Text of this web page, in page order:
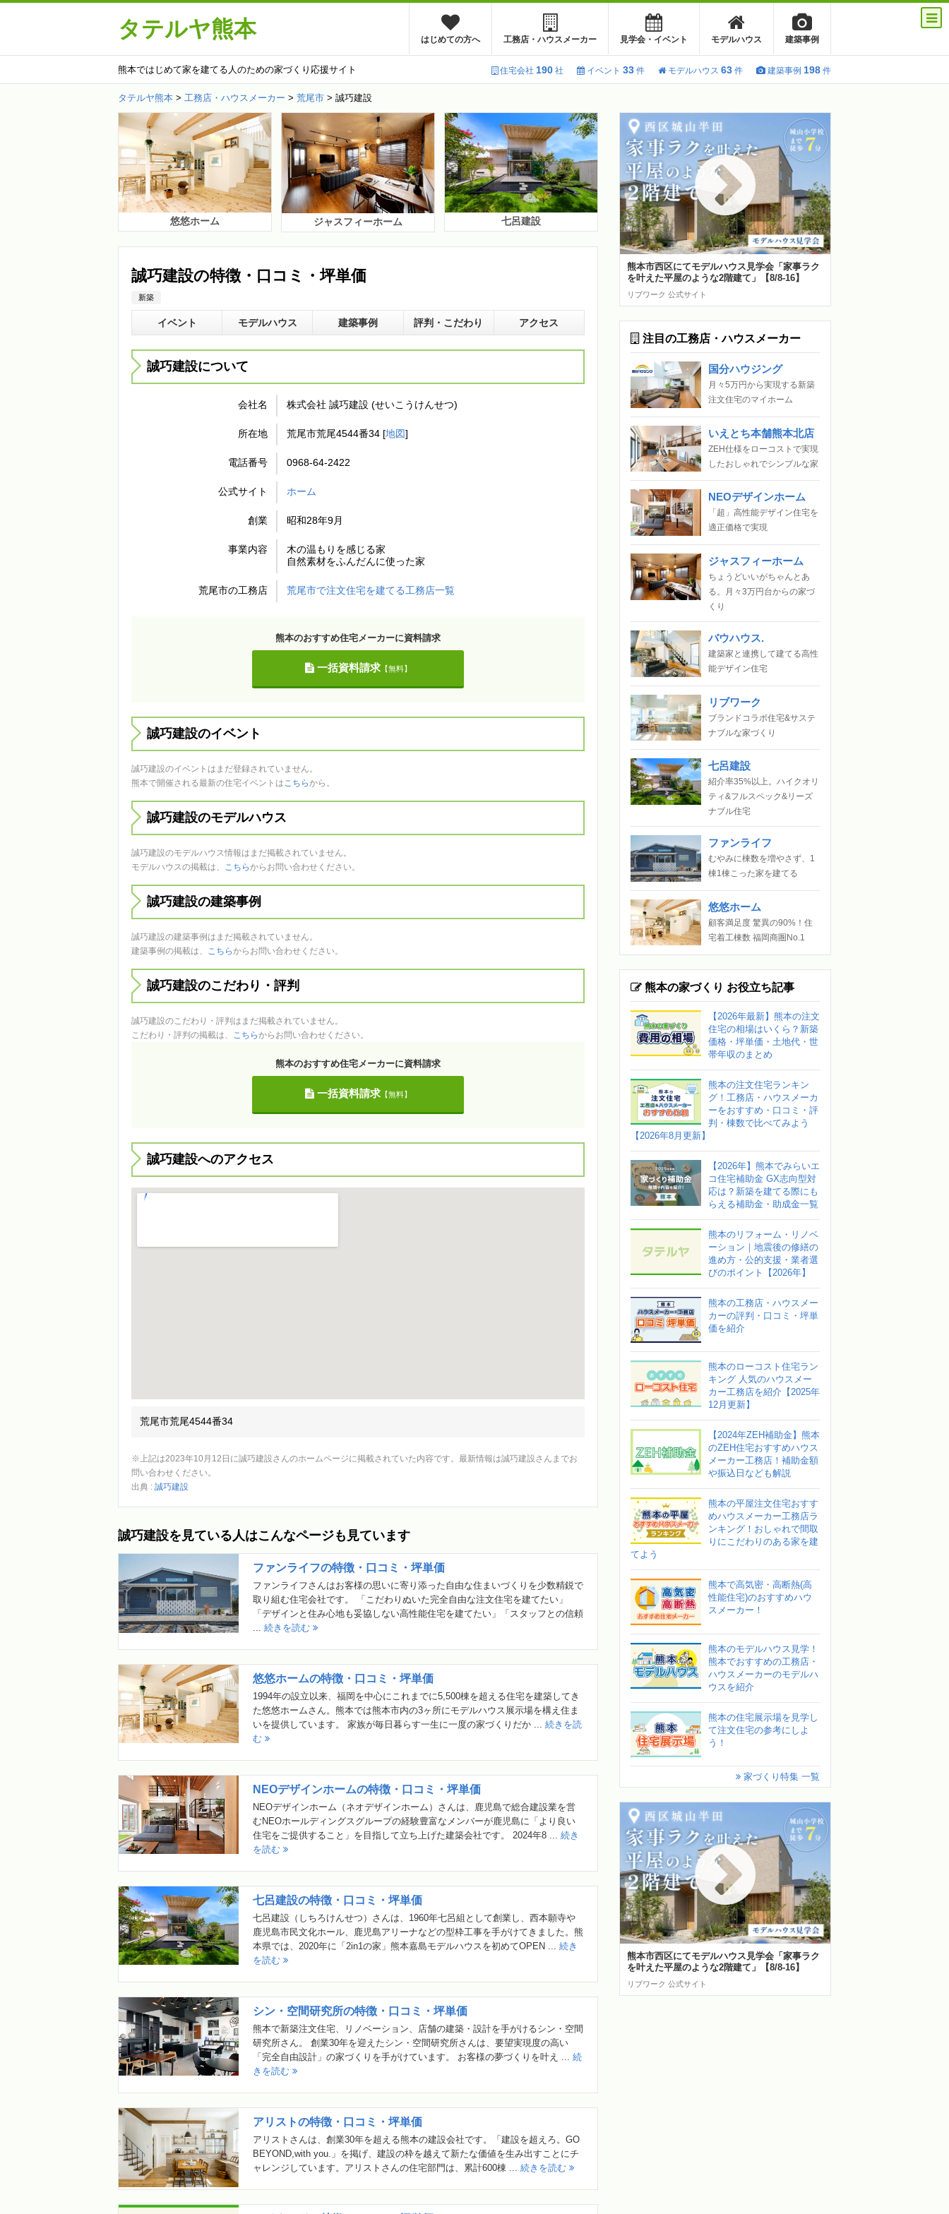
タテルヤ熊本 はじめての方へ 工務店・ハウスメーカー 見学会・イベント モデルハウス 建築事例
熊本ではじめて家を建てる人のための家づくり応援サイト 住宅会社 190 社 イベント 33 件 モデルハウス 63 件 建築事例 198 件
タテルヤ熊本 > 工務店・ハウスメーカー > 荒尾市 > 誠巧建設
悠悠ホーム ジャスフィーホーム 七呂建設
誠巧建設の特徴・口コミ・坪単価
新築
イベント モデルハウス 建築事例 評判・こだわり アクセス
誠巧建設について
会社名 株式会社 誠巧建設 (せいこうけんせつ)
所在地 荒尾市荒尾4544番34 [地図]
電話番号 0968-64-2422
公式サイト ホーム
創業 昭和28年9月
事業内容
木の温もりを感じる家
自然素材をふんだんに使った家
荒尾市の工務店 荒尾市で注文住宅を建てる工務店一覧
熊本のおすすめ住宅メーカーに資料請求
一括資料請求【無料】
誠巧建設のイベント
誠巧建設のイベントはまだ登録されていません。
熊本で開催される最新の住宅イベントはこちらから。
誠巧建設のモデルハウス
誠巧建設のモデルハウス情報はまだ掲載されていません。
モデルハウスの掲載は、 こちらからお問い合わせください。
誠巧建設の建築事例
誠巧建設の建築事例はまだ掲載されていません。
建築事例の掲載は、 こちらからお問い合わせください。
誠巧建設のこだわり・評判
誠巧建設のこだわり・評判はまだ掲載されていません。
こだわり・評判の掲載は、 こちらからお問い合わせください。
熊本のおすすめ住宅メーカーに資料請求
一括資料請求【無料】
誠巧建設へのアクセス
荒尾市荒尾4544番34
※上記は2023年10月12日に誠巧建設さんのホームページに掲載されていた内容です。最新情報は誠巧建設さんまでお
問い合わせください。
出典 : 誠巧建設
誠巧建設を見ている人はこんなページも見ています
ファンライフの特徴・口コミ・坪単価
ファンライフさんはお客様の思いに寄り添った自由な住まいづくりを少数精鋭で
取り組む住宅会社です。 「こだわりぬいた完全自由な注文住宅を建てたい」
「デザインと住み心地も妥協しない高性能住宅を建てたい」「スタッフとの信頼
続きを読む
悠悠ホームの特徴・口コミ・坪単価
1994年の設立以来、福岡を中心にこれまでに5,500棟を超える住宅を建築してき
た悠悠ホームさん。熊本では熊本市内の3ヶ所にモデルハウス展示場を構え住ま
いを提供しています。 家族が毎日暮らす一生に一度の家づくりだか ... 続きを読
む
NEOデザインホームの特徴・口コミ・坪単価
NEOデザインホーム（ネオデザインホーム）さんは、鹿児島で総合建設業を営
むNEOホールディングスグループの経験豊富なメンバーが鹿児島に「より良い
住宅をご提供すること」を目指して立ち上げた建築会社です。 2024年8 ... 続き
を読む
七呂建設の特徴・口コミ・坪単価
七呂建設（しちろけんせつ）さんは、1960年七呂組として創業し、西本願寺や
鹿児島市民文化ホール、鹿児島アリーナなどの型枠工事を手がけてきました。熊
本県では、2020年に「2in1の家」熊本嘉島モデルハウスを初めてOPEN ... 続き
を読む
シン・空間研究所の特徴・口コミ・坪単価
熊本で新築注文住宅、リノベーション、店舗の建築・設計を手がけるシン・空間
研究所さん。 創業30年を迎えたシン・空間研究所さんは、要望実現度の高い
「完全自由設計」の家づくりを手がけています。 お客様の夢づくりを叶え ... 続
きを読む
アリストの特徴・口コミ・坪単価
アリストさんは、創業30年を超える熊本の建設会社です。「建設を超えろ。GO
BEYOND,with you.」を掲げ、建設の枠を越えて新たな価値を生み出すことにチ
ャレンジしています。アリストさんの住宅部門は、累計600棟 ... 続きを読む
熊本市西区にてモデルハウス見学会「家事ラク
を叶えた平屋のような2階建て」【8/8-16】
リブワーク 公式サイト
注目の工務店・ハウスメーカー
国分ハウジング
月々5万円から実現する新築
注文住宅のマイホーム
いえとち本舗熊本北店
ZEH仕様をローコストで実現
したおしゃれでシンプルな家
NEOデザインホーム
「超」高性能デザイン住宅を
適正価格で実現
ジャスフィーホーム
ちょうどいいがちゃんとあ
る。月々3万円台からの家づ
くり
バウハウス.
建築家と連携して建てる高性
能デザイン住宅
リブワーク
ブランドコラボ住宅&サステ
ナブルな家づくり
七呂建設
紹介率35%以上。ハイクオリ
ティ&フルスペック&リーズ
ナブル住宅
ファンライフ
むやみに棟数を増やさず、1
棟1棟こった家を建てる
悠悠ホーム
顧客満足度 驚異の90%！住
宅着工棟数 福岡商圏No.1
熊本の家づくり お役立ち記事
【2026年最新】熊本の注文
住宅の相場はいくら？新築
価格・坪単価・土地代・世
帯年収のまとめ
熊本の注文住宅ランキン
グ！工務店・ハウスメーカ
ーをおすすめ・口コミ・評
判・棟数で比べてみよう
【2026年8月更新】
【2026年】熊本でみらいエ
コ住宅補助金 GX志向型対
応は？新築を建てる際にも
らえる補助金・助成金一覧
熊本のリフォーム・リノベ
ーション｜地震後の修繕の
進め方・公的支援・業者選
びのポイント【2026年】
熊本の工務店・ハウスメー
カーの評判・口コミ・坪単
価を紹介
熊本のローコスト住宅ラン
キング 人気のハウスメー
カー工務店を紹介【2025年
12月更新】
【2024年ZEH補助金】熊本
のZEH住宅おすすめハウス
メーカー工務店！補助金額
や振込日なども解説
熊本の平屋注文住宅おすす
めハウスメーカー工務店ラ
ンキング！おしゃれで間取
りにこだわりのある家を建
てよう
熊本で高気密・高断熱(高
性能住宅)のおすすめハウ
スメーカー！
熊本のモデルハウス見学！
熊本でおすすめの工務店・
ハウスメーカーのモデルハ
ウスを紹介
熊本の住宅展示場を見学し
て注文住宅の参考にしよ
う！
家づくり特集 一覧
熊本市西区にてモデルハウス見学会「家事ラク
を叶えた平屋のような2階建て」【8/8-16】
リブワーク 公式サイト